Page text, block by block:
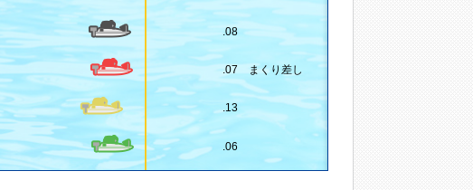
.08
.07 まくり差し
.13
.06